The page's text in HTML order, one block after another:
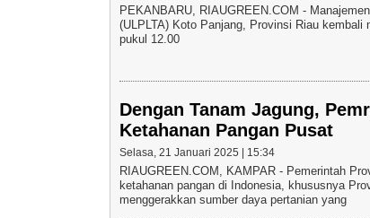
PEKANBARU, RIAUGREEN.COM -
(ULPLTA) Koto Panjang, Provinsi Riau
pukul 12.00
Dengan Tanam Jagung,
Ketahanan Pangan Pusat
Selasa, 21 Januari 2025 | 15:34
RIAUGREEN.COM, KAMPAR - Pemerintah
ketahanan pangan di Indonesia, khususnya
menggerakkan sumber daya pertanian yang